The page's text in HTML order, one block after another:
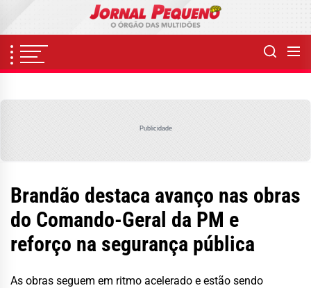
content
Publicidade
Brandão destaca avanço nas obras
do Comando-Geral da PM e
reforço na segurança pública
As obras seguem em ritmo acelerado e estão sendo